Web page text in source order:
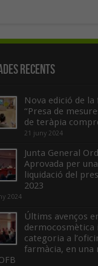
recents
Nova edició de
“Presa de
de teràpia
21 juny 2024
Junta General
Aprovada per
liquidació del
2023
2024
Últims avenços
dermocosmètica
categoria a
farmàcia, en una